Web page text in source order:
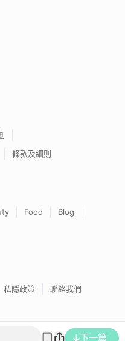
下一篇
條款及細則
Food
Blog
私隱政策 聯絡我們